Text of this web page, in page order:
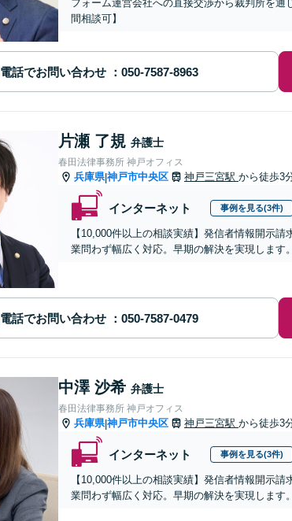
フォーム運営会社への直接交渉から裁判所を
間相談可】
電話でお問い合わせ
片瀬 了規 弁護士
春田法律事務所 神戸オフィス
兵庫県|神戸市中央区 神戸三宮駅 から徒歩3
インターネット 事例を見る(3件)
【10,000件以上の相談実績】発信者情報開示
業問わず幅広く対応。早期の解決を実現します
電話でお問い合わせ
中澤 沙希 弁護士
春田法律事務所 神戸オフィス
兵庫県|神戸市中央区 神戸三宮駅 から徒歩3
インターネット 事例を見る(3件)
【10,000件以上の相談実績】発信者情報開示
業問わず幅広く対応。早期の解決を実現します